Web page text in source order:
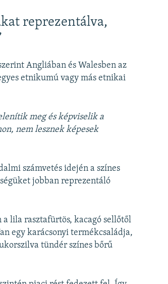
reprezentálva,
Angliában és Walesben az
etnikumú vagy más etnikai
meg és képviselik a
nem lesznek képesek
számvetés idején a színes
jobban reprezentáló
lila rasztafürtös, kacagó sellőtől
egy karácsonyi termékcsaládja,
tündér színes bőrű